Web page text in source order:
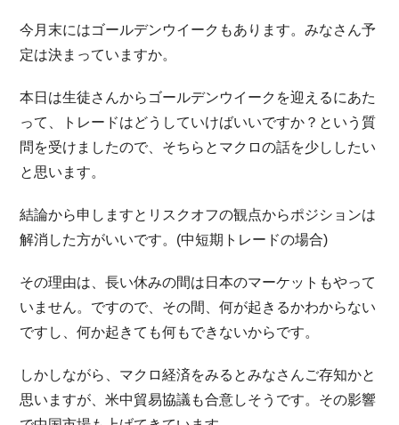
今月末にはゴールデンウイークもあります。みなさん予
定は決まっていますか。
本日は生徒さんからゴールデンウイークを迎えるにあた
って、トレードはどうしていけばいいですか？という質
問を受けましたので、そちらとマクロの話を少ししたい
と思います。
結論から申しますとリスクオフの観点からポジションは
解消した方がいいです。(中短期トレードの場合)
その理由は、長い休みの間は日本のマーケットもやって
いません。ですので、その間、何が起きるかわからない
ですし、何か起きても何もできないからです。
しかしながら、マクロ経済をみるとみなさんご存知かと
思いますが、米中貿易協議も合意しそうです。その影響